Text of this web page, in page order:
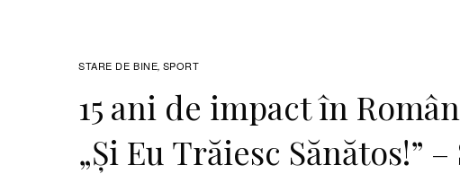
STARE DE BINE, SPORT
15 ani de impact în
„Și Eu Trăiesc Sănătos!”